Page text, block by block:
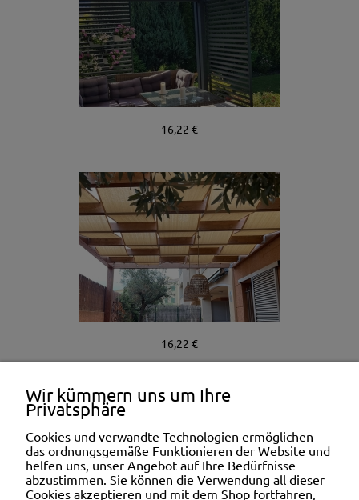
16,22 €
16,22 €
INFORMATION
Wir kümmern uns um Ihre
Privatsphäre
Cookies und verwandte Technologien ermöglichen
das ordnungsgemäße Funktionieren der Website und
helfen uns, unser Angebot auf Ihre Bedürfnisse
abzustimmen. Sie können die Verwendung all dieser
Cookies akzeptieren und mit dem Shop fortfahren,